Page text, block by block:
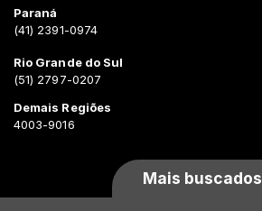
Paraná
(41) 2391-0974
Rio Grande do Sul
(51) 2797-0207
Demais Regiões
4003-9016
Mais buscados